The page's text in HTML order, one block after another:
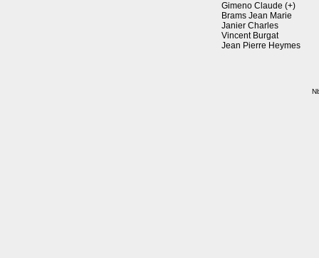
Gimeno Claude (+)
Brams Jean Marie
Janier Charles
Vincent Burgat
Jean Pierre Heymes